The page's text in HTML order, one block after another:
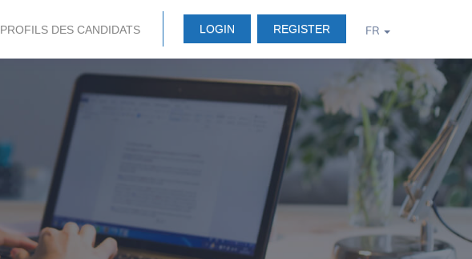
PROFILS DES CANDIDATS LOGIN REGISTER FR